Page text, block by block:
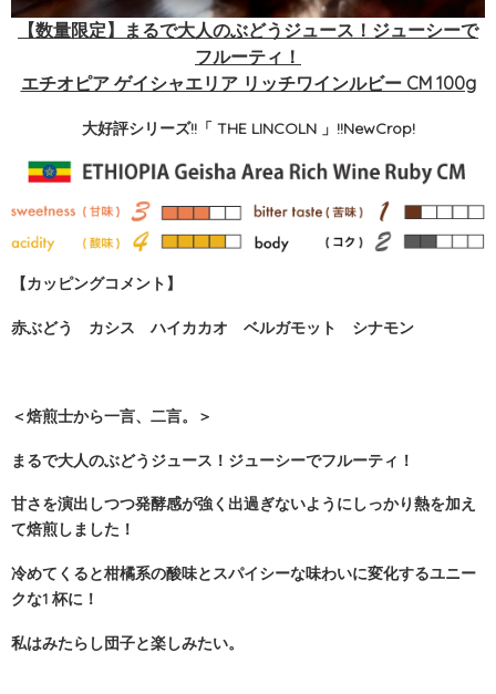
【数量限定】まるで大人のぶどうジュース！ジューシーで
フルーティ！
エチオピア ゲイシャエリア リッチワインルビー CM 100g
大好評シリーズ!!「 THE LINCOLN 」!!NewCrop!
【カッピングコメント】
赤ぶどう カシス ハイカカオ ベルガモット シナモン
＜焙煎士から一言、二言。＞
まるで大人のぶどうジュース！ジューシーでフルーティ！
甘さを演出しつつ発酵感が強く出過ぎないようにしっかり熱を加え
て焙煎しました！
冷めてくると柑橘系の酸味とスパイシーな味わいに変化するユニー
クな1 杯に！
私はみたらし団子と楽しみたい。